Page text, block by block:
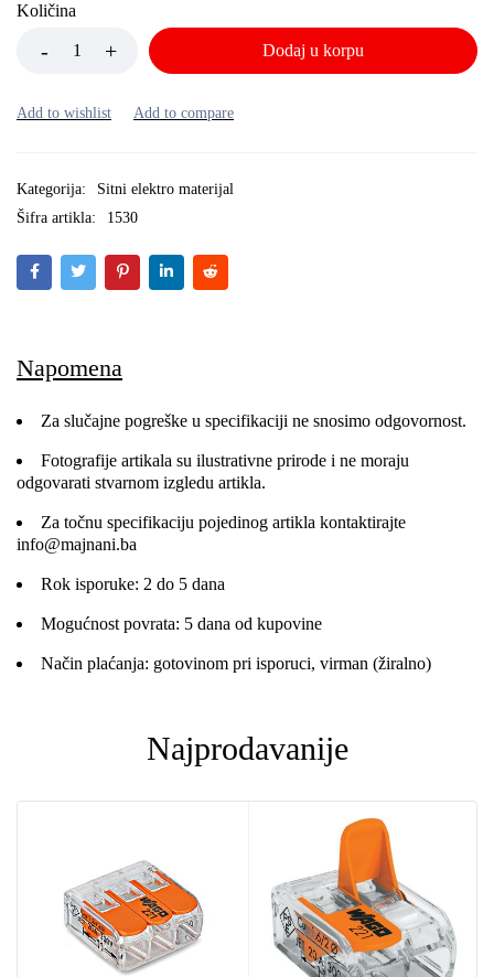
Količina
Dodaj u korpu
Kategorija:
Sitni elektro materijal
Šifra artikla:
1530
Napomena
Za slučajne pogreške u specifikaciji ne snosimo odgovornost.
Fotografije artikala su ilustrativne prirode i ne moraju
odgovarati stvarnom izgledu artikla.
Za točnu specifikaciju pojedinog artikla kontaktirajte
info@majnani.ba
Rok isporuke: 2 do 5 dana
Mogućnost povrata: 5 dana od kupovine
Način plaćanja: gotovinom pri isporuci, virman (žiralno)
Najprodavanije